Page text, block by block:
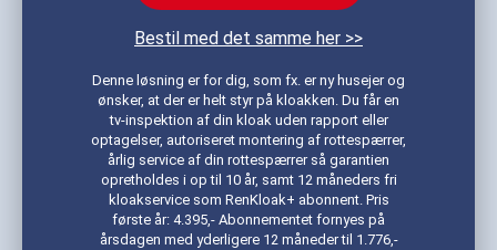
Bestil med det samme her >>
Denne løsning er for dig, som fx. er ny husejer og
ønsker, at der er helt styr på kloakken. Du får en
tv-inspektion af din kloak uden rapport eller
optagelser, autoriseret montering af rottespærrer,
årlig service af din rottespærrer så garantien
opretholdes i op til 10 år, samt 12 måneders fri
kloakservice som RenKloak+ abonnent. Pris
første år: 4.395,- Abonnementet fornyes på
årsdagen med yderligere 12 måneder til 1.776,-